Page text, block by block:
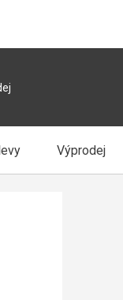
Výprodej